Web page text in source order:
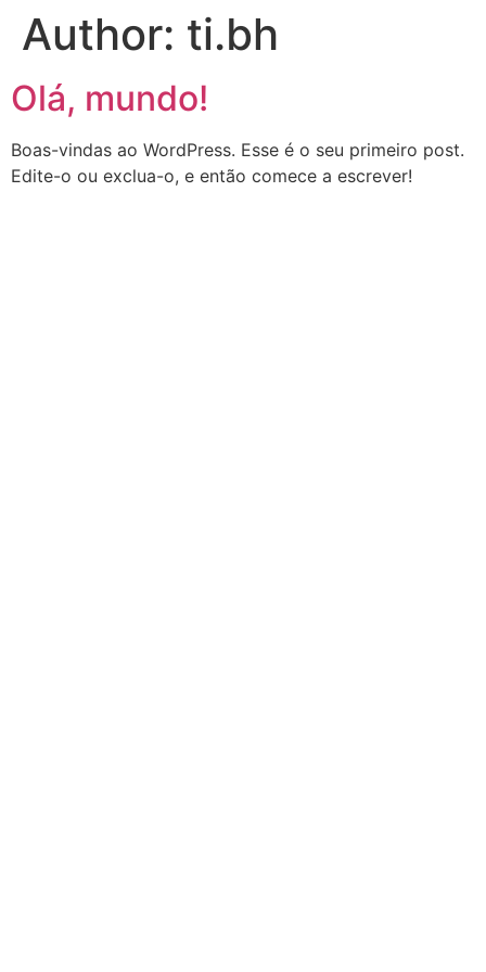
Author: ti.bh
Olá, mundo!
Boas-vindas ao WordPress. Esse é o seu primeiro post.
Edite-o ou exclua-o, e então comece a escrever!